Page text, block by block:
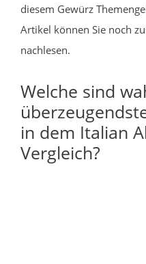
diesem Gewürz
Artikel können Sie noch
nachlesen.
Welche sind
in dem Italian
Vergleich?